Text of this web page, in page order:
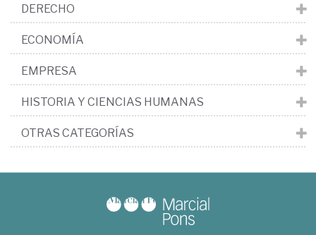
DERECHO
ECONOMÍA
EMPRESA
HISTORIA Y CIENCIAS HUMANAS
OTRAS CATEGORÍAS